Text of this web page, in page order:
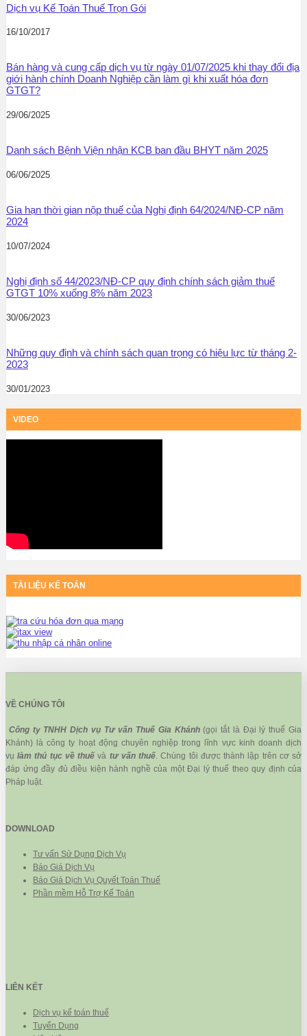
Dịch vụ Kế Toán Thuế Trọn Gói
16/10/2017
Bán hàng và cung cấp dịch vụ từ ngày 01/07/2025 khi thay đổi địa
giới hành chính Doanh Nghiệp cần làm gì khi xuất hóa đơn
GTGT?
29/06/2025
Danh sách Bệnh Viện nhận KCB ban đầu BHYT năm 2025
06/06/2025
Gia hạn thời gian nộp thuế của Nghị định 64/2024/NĐ-CP năm
2024
10/07/2024
Nghị định số 44/2023/NĐ-CP quy định chính sách giảm thuế
GTGT 10% xuống 8% năm 2023
30/06/2023
Những quy định và chính sách quan trọng có hiệu lực từ tháng 2-
2023
30/01/2023
VIDEO
TÀI LIỆU KẾ TOÁN
VỀ CHÚNG TÔI
Công ty TNHH Dịch vụ Tư vấn Thuế Gia Khánh(gọi tắt là Đại lý thuế Gia
Khánh) là công ty hoạt động chuyên nghiệp trong lĩnh vực kinh doanh dịch
vụlàm thủ tục về thuế và tư vấn thuế. Chúng tôi được thành lập trên cơ sở
đáp ứng đầy đủ điều kiện hành nghề của một Đại lý thuế theo quy định của
Pháp luật.
DOWNLOAD
Tư vấn Sử Dụng Dịch Vụ
Báo Giá Dịch Vụ
Báo Giá Dịch Vụ Quyết Toán Thuế
Phần mềm Hỗ Trợ Kế Toán
LIÊN KẾT
Dịch vụ kế toán thuế
Tuyển Dụng